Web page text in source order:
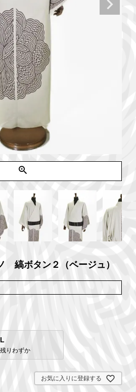
縞ボタン２（ベージュ）
L
残りわずか
お気に入りに登録する